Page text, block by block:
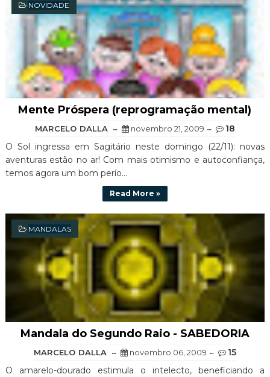
NOVIDADE
Mente Próspera (reprogramação mental)
MARCELO DALLA novembro 21, 2009
18
O Sol ingressa em Sagitário neste domingo (22/11): novas
aventuras estão no ar! Com mais otimismo e autoconfiança,
temos agora um bom perío...
Read More »
MANDALAS
Mandala do Segundo Raio - SABEDORIA
MARCELO DALLA novembro 06, 2009
15
O amarelo-dourado estimula o intelecto, beneficiando a